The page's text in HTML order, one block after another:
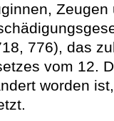
776), das
vom 12.
worden